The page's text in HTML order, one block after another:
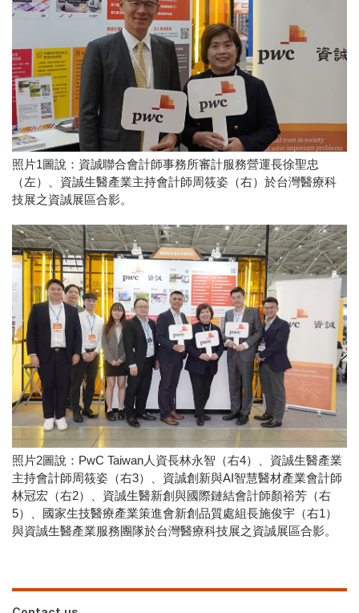
照片1圖說：資誠聯合會計師事務所審計服務營運長徐聖忠
（左）、資誠生醫產業主持會計師周筱姿（右）於台灣醫療科
技展之資誠展區合影。
照片2圖說：PwC Taiwan人資長林永智（右4）、資誠生醫產業
主持會計師周筱姿（右3）、資誠創新與AI智慧醫材產業會計師
林冠宏（右2）、資誠生醫新創與國際鏈結會計師顏裕芳（右
5）、國家生技醫療產業策進會新創品質處組長施俊宇（右1）
與資誠生醫產業服務團隊於台灣醫療科技展之資誠展區合影。